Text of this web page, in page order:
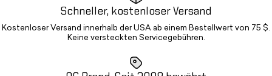
Schneller, kostenloser Versand
Kostenloser Versand innerhalb der USA ab einem Bestellwert von 75 $.
Keine versteckten Servicegebühren.